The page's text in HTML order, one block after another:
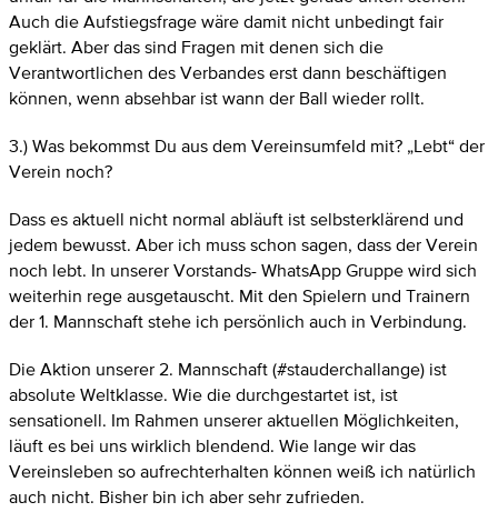
Auch die Aufstiegsfrage wäre damit nicht unbedingt fair
geklärt. Aber das sind Fragen mit denen sich die
Verantwortlichen des Verbandes erst dann beschäftigen
können, wenn absehbar ist wann der Ball wieder rollt.
3.) Was bekommst Du aus dem Vereinsumfeld mit? „Lebt“ der
Verein noch?
Dass es aktuell nicht normal abläuft ist selbsterklärend und
jedem bewusst. Aber ich muss schon sagen, dass der Verein
noch lebt. In unserer Vorstands- WhatsApp Gruppe wird sich
weiterhin rege ausgetauscht. Mit den Spielern und Trainern
der 1. Mannschaft stehe ich persönlich auch in Verbindung.
Die Aktion unserer 2. Mannschaft (#stauderchallange) ist
absolute Weltklasse. Wie die durchgestartet ist, ist
sensationell. Im Rahmen unserer aktuellen Möglichkeiten,
läuft es bei uns wirklich blendend. Wie lange wir das
Vereinsleben so aufrechterhalten können weiß ich natürlich
auch nicht. Bisher bin ich aber sehr zufrieden.